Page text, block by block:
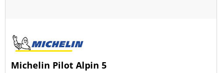
Michelin Pilot Alpin 5